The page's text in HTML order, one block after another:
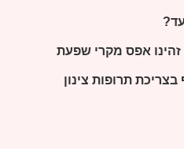
תרופות צינון